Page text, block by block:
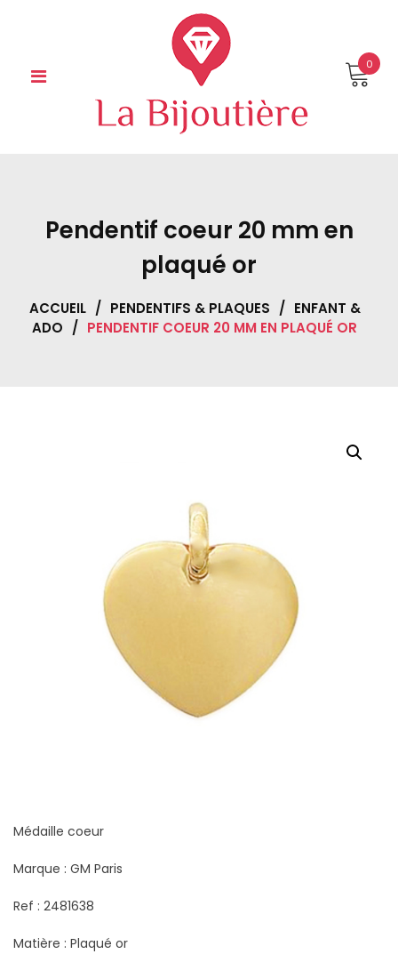
0
Pendentif coeur 20 mm en
plaqué or
ACCUEIL / PENDENTIFS & PLAQUES / ENFANT &
ADO / PENDENTIF COEUR 20 MM EN PLAQUÉ OR
Médaille coeur
Marque : GM Paris
Ref : 2481638
Matière : Plaqué or